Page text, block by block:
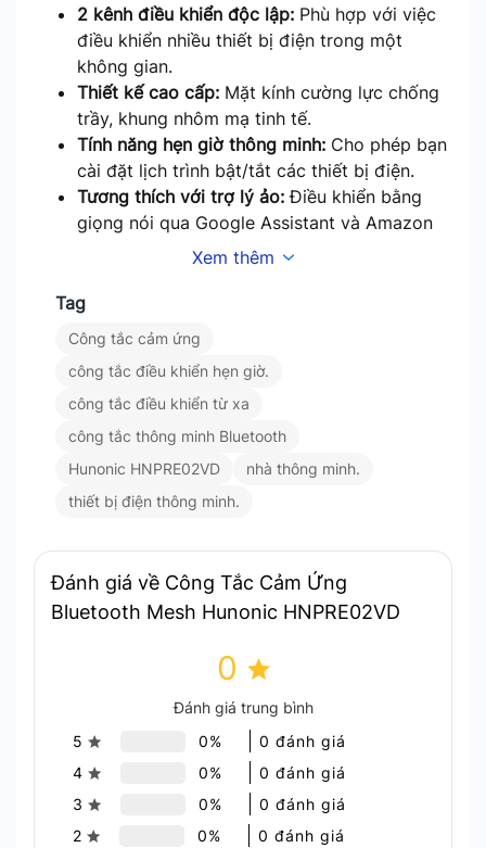
2 kênh điều khiển độc lập: Phù hợp với việc
điều khiển nhiều thiết bị điện trong một
không gian.
Thiết kế cao cấp: Mặt kính cường lực chống
trầy, khung nhôm mạ tinh tế.
Tính năng hẹn giờ thông minh: Cho phép bạn
cài đặt lịch trình bật/tắt các thiết bị điện.
Tương thích với trợ lý ảo: Điều khiển bằng
giọng nói qua Google Assistant và Amazon
bị điện, giảm lãng phí năng lượng.
Ứng dụng trong thực tế
Nhà ở: Điều khiển đèn, quạt, hoặc các thiết bị
điện trong phòng khách, phòng ngủ.
Văn phòng:Quản lý thiết bị chiếu sáng và các
thiết bị điện trong không gian làm việc.
Khu thương mại:Quản lý chiếu sáng và các
Tại sao nên chọn Hunonic
HNPRE02VD?
Cài đặt nhanh chóng qua ứng
An toàn tuyệt đối:Thiết kế chống cháy và
đạt chuẩn chất lượng, đảm bảo an toàn khi
sử dụng.
Tiết kiệm điện: Quản lý thiết bị thông minh,
giúp tiết kiệm năng lượng hiệu quả.
Xem thêm
Tag
Công tắc cảm ứng
công tắc điều khiển hẹn giờ.
công tắc điều khiển từ xa
công tắc thông minh Bluetooth
Hunonic HNPRE02VD
nhà thông minh.
thiết bị điện thông minh.
Đánh giá về Công Tắc Cảm Ứng
Bluetooth Mesh Hunonic HNPRE02VD
0
Đánh giá trung bình
5
0%
0 đánh giá
4
0%
0 đánh giá
3
0%
0 đánh giá
2
0%
0 đánh giá